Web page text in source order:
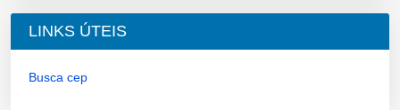
LINKS ÚTEIS
Busca cep